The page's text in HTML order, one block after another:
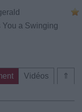
You a Swinging
⇑
Vidéos